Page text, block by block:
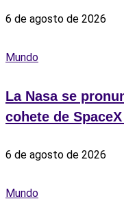
6 de agosto de 2026
Mundo
La Nasa se
cohete de
6 de agosto de 2026
Mundo